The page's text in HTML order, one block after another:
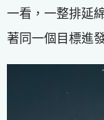
一看，一整排延
著同一個目標進